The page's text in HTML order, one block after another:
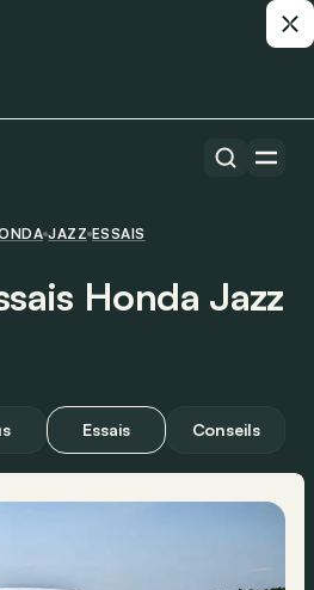
JAZZ ESSAIS
Honda Jazz
Essais Conseils